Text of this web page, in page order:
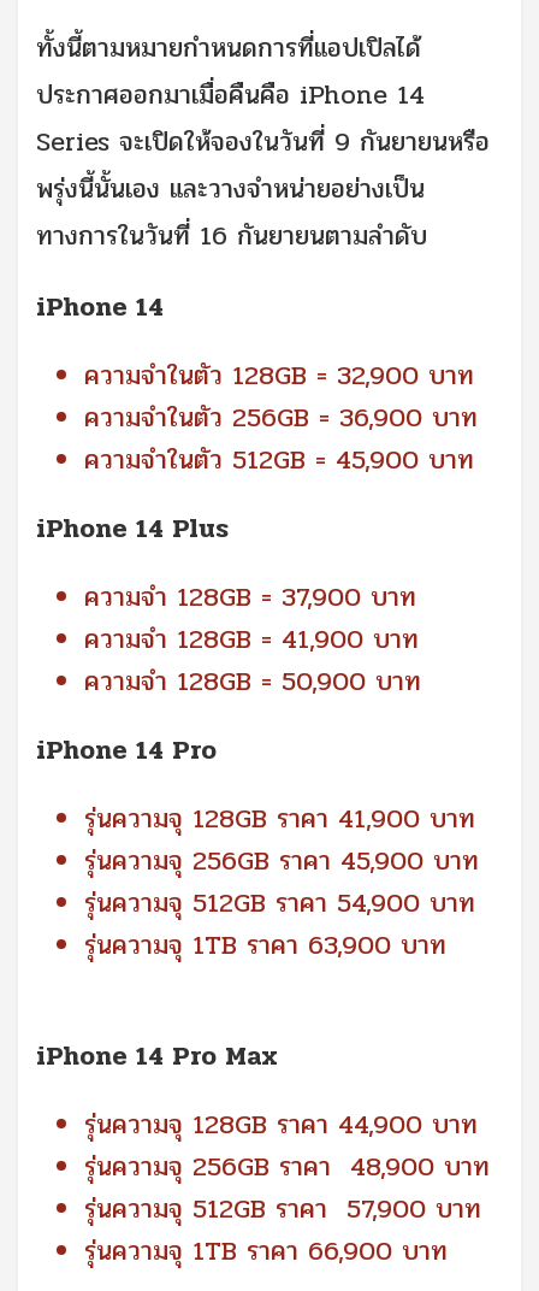
ทั้งนี้ตามหมายกำหนดการที่แอปเปิลได้
ประกาศออกมาเมื่อคืนคือ iPhone 14
Series จะเปิดให้จองในวันที่ 9 กันยายนหรือ
พรุ่งนี้นั้นเอง และวางจำหน่ายอย่างเป็น
ทางการในวันที่ 16 กันยายนตามลำดับ
iPhone 14
ความจำในตัว 128GB = 32,900 บาท
ความจำในตัว 256GB = 36,900 บาท
ความจำในตัว 512GB = 45,900 บาท
iPhone 14 Plus
ความจำ 128GB = 37,900 บาท
ความจำ 128GB = 41,900 บาท
ความจำ 128GB = 50,900 บาท
iPhone 14 Pro
รุ่นความจุ 128GB ราคา 41,900 บาท
รุ่นความจุ 256GB ราคา 45,900 บาท
รุ่นความจุ 512GB ราคา 54,900 บาท
รุ่นความจุ 1TB ราคา 63,900 บาท
iPhone 14 Pro Max
รุ่นความจุ 128GB ราคา 44,900 บาท
รุ่นความจุ 256GB ราคา 48,900 บาท
รุ่นความจุ 512GB ราคา 57,900 บาท
รุ่นความจุ 1TB ราคา 66,900 บาท